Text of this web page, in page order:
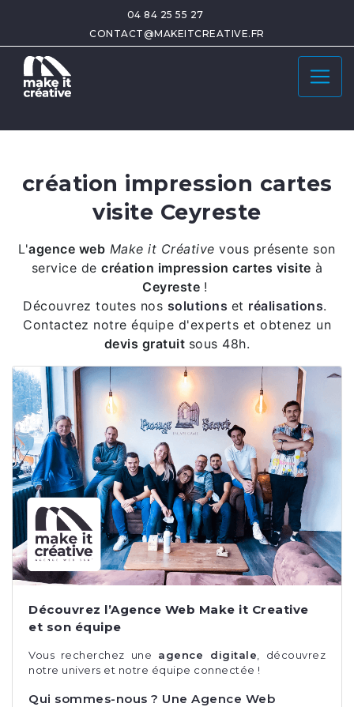
04 84 25 55 27
CONTACT@MAKEITCREATIVE.FR
création impression cartes
visite Ceyreste
L'agence web Make it Créativevous présente son
service de création impression cartes visite à
Ceyreste !
Découvrez toutes nos solutions et réalisations.
Contactez notre équipe d'experts et obtenez un
devis gratuit sous 48h.
Découvrez l’Agence Web Make it Creative
et son équipe
Vous recherchez une agence digitale , découvrez
notre univers et notre équipe connectée !
Qui sommes-nous ? Une Agence Web